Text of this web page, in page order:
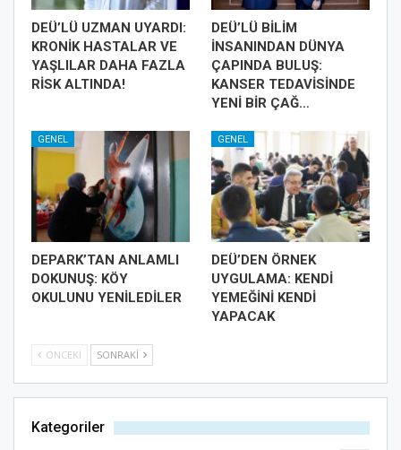
DEÜ’LÜ UZMAN UYARDI:
KRONİK HASTALAR VE
YAŞLILAR DAHA FAZLA
RİSK ALTINDA!
DEÜ’LÜ BİLİM
İNSANINDAN DÜNYA
ÇAPINDA BULUŞ:
KANSER TEDAVİSİNDE
YENİ BİR ÇAĞ…
GENEL
DEPARK’TAN ANLAMLI
DOKUNUŞ: KÖY
OKULUNU YENİLEDİLER
GENEL
DEÜ’DEN ÖRNEK
UYGULAMA: KENDİ
YEMEĞİNİ KENDİ
YAPACAK
ÖNCEKI SONRAKI
Kategoriler